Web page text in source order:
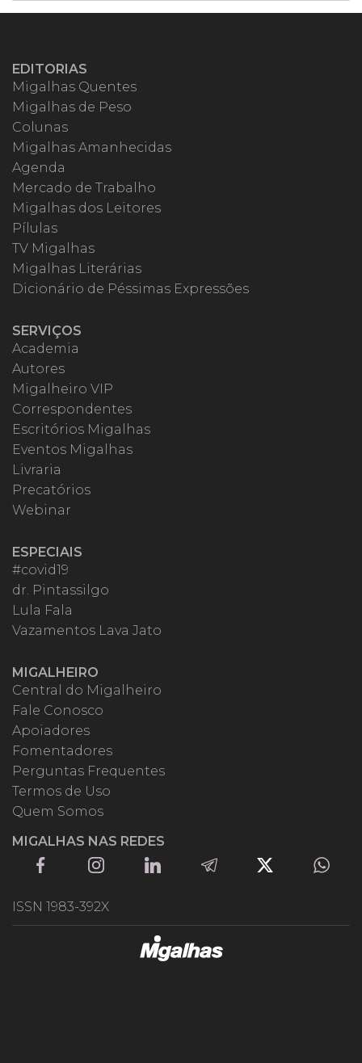
EDITORIAS
Migalhas Quentes
Migalhas de Peso
Colunas
Migalhas Amanhecidas
Agenda
Mercado de Trabalho
Migalhas dos Leitores
Pílulas
TV Migalhas
Migalhas Literárias
Dicionário de Péssimas Expressões
SERVIÇOS
Academia
Autores
Migalheiro VIP
Correspondentes
Escritórios Migalhas
Eventos Migalhas
Livraria
Precatórios
Webinar
ESPECIAIS
#covid19
dr. Pintassilgo
Lula Fala
Vazamentos Lava Jato
MIGALHEIRO
Central do Migalheiro
Fale Conosco
Apoiadores
Fomentadores
Perguntas Frequentes
Termos de Uso
Quem Somos
MIGALHAS NAS REDES
ISSN 1983-392X